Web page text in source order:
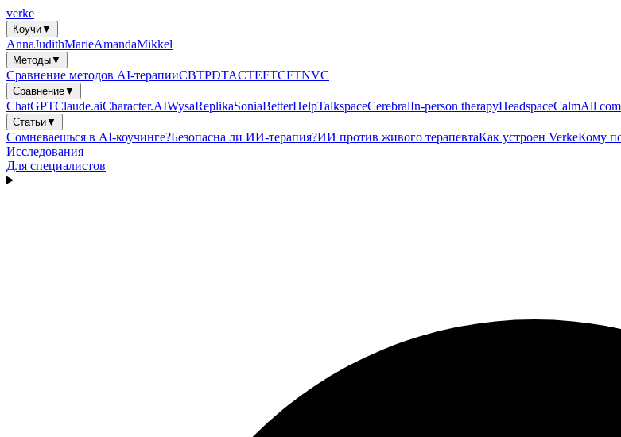
verke
Коучи▼
AnnaJudithMarieAmandaMikkel
Методы▼
Сравнение методов AI-терапииCBTPDTACTEFTCFTNVC
Сравнение▼
ChatGPTClaude.aiCharacter.AIWysaReplikaSoniaBetterHelpTalkspaceCerebralIn-person therapyHeadspaceCalmAll
Статьи▼
Сомневаешься в AI-коучинге?Безопасна ли ИИ-терапия?ИИ против живого терапевтаКак устроен VerkeКому
Исследования
Для специалистов